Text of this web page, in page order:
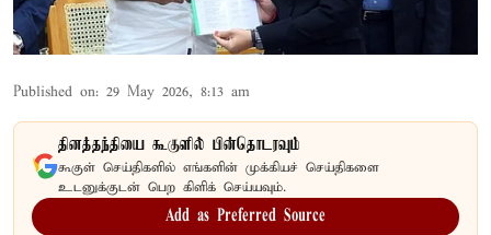
Published on: 29 May 2026, 8:13 am
தினத்தந்தியை கூகுளில் பின்தொடரவும்
கூகுள் செய்திகளில் எங்களின் முக்கியச் செய்திகளை
உடனுக்குடன் பெற கிளிக் செய்யவும்.
Add as Preferred Source